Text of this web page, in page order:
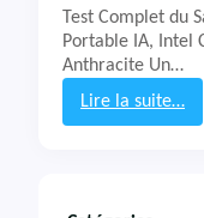
Test Complet du
Portable IA, Intel
Anthracite Un…
Lire la suite…
: